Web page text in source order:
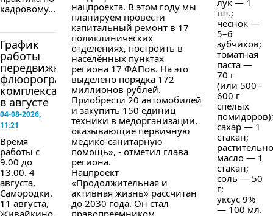
кадровому...
График
работы
передвижного
флюорографического
комплекса
в августе
04-08-2026,
11:21
Время
работы с
9.00 до
13.00. 4
августа,
Самородки.
11 августа,
Живайкино.
нацпроекта. В этом году мы
планируем провести
капитальный ремонт в 17
поликлинических
отделениях, построить в
населённых пунктах
региона 17 ФАПов. На это
выделено порядка 172
миллионов рублей.
Приобрести 20 автомобилей
и закупить 150 единиц
техники в медорганизации,
оказывающие первичную
медико-санитарную
помощь», - отметил глава
региона.
Нацпроект
«Продолжительная и
активная жизнь» рассчитан
до 2030 года. Он стал
правопреемником
лук — 1
шт.;
чеснок —
5–6
зубчиков;
томатная
паста —
70 г
(или 500–
600 г
спелых
помидоров);
сахар — 1
стакан;
масло — 1
стакан;
соль — 50
г;
уксус 9%
— 100 мл.